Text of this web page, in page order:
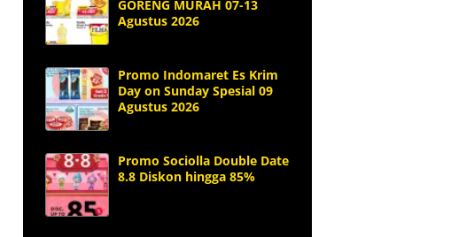
GORENG MURAH 07-13
Agustus 2026
Promo Indomaret Es Krim
Day on Sunday Spesial 09
Agustus 2026
Promo Sociolla Double Date
8.8 Diskon hingga 85%